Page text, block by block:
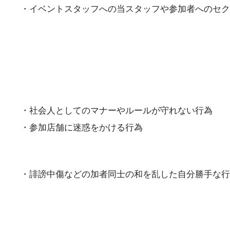
・イベントスタッフへの当スタッフや参加者へのセ
・社会人としてのマナーやルールが守れない行為
・参加店舗に迷惑をかける行為
・誹謗中傷などの加者同士の和を乱した自分勝手な